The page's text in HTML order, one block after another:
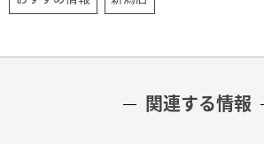
関連する情報